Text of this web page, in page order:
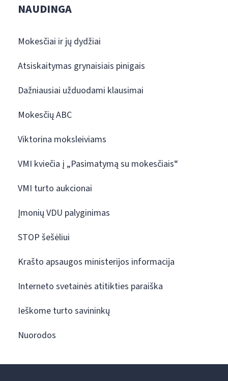
NAUDINGA
Mokesčiai ir jų dydžiai
Atsiskaitymas grynaisiais pinigais
Dažniausiai užduodami klausimai
Mokesčių ABC
Viktorina moksleiviams
VMI kviečia į „Pasimatymą su mokesčiais“
VMI turto aukcionai
Įmonių VDU palyginimas
STOP šešėliui
Krašto apsaugos ministerijos informacija
Interneto svetainės atitikties paraiška
Ieškome turto savininkų
Nuorodos